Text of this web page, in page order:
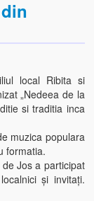
local Ribita si
„Nedeea de la
si traditia inca
muzica populara
formatia.
Jos a participat
și invitați.